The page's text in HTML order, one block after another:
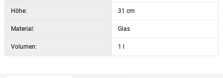
Höhe: 31 cm
Material: Glas
Volumen: 1 l